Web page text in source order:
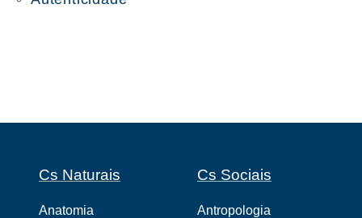
Cs Naturais
Anatomia
Cs Sociais
Antropologia